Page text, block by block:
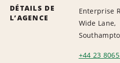
DÉTAILS DE
L’AGENCE
Enterprise
Wide Lane,
+44 23